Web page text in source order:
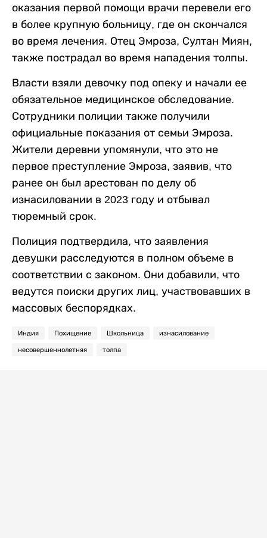
оказания первой помощи врачи перевели его
в более крупную больницу, где он скончался
во время лечения. Отец Эмроза, Султан Миян,
также пострадал во время нападения толпы.
Власти взяли девочку под опеку и начали ее
обязательное медицинское обследование.
Сотрудники полиции также получили
официальные показания от семьи Эмроза.
Жители деревни упомянули, что это не
первое преступление Эмроза, заявив, что
ранее он был арестован по делу об
изнасиловании в 2023 году и отбывал
тюремный срок.
Полиция подтвердила, что заявления
девушки расследуются в полном объеме в
соответствии с законом. Они добавили, что
ведутся поиски других лиц, участвовавших в
массовых беспорядках.
Индия Похищение Школьница изнасилование
несовершеннолетняя толпа